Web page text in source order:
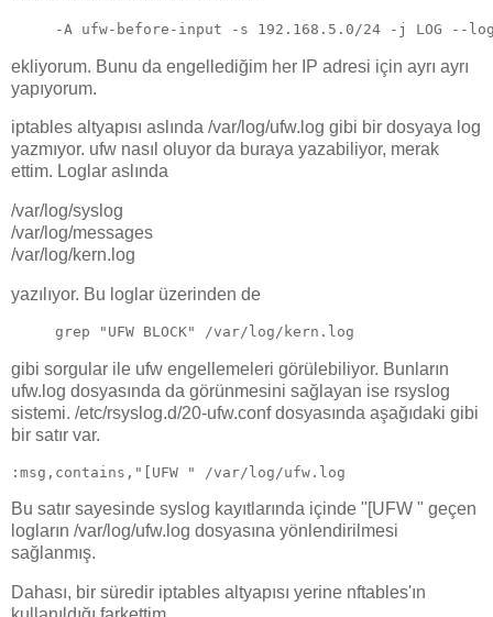
-A ufw-before-input -s 192.168.5.0/24 -j LOG --
ekliyorum. Bunu da engellediğim her IP adresi için ayrı ayrı
yapıyorum.
iptables altyapısı aslında /var/log/ufw.log gibi bir dosyaya log
yazmıyor. ufw nasıl oluyor da buraya yazabiliyor, merak
ettim. Loglar aslında
/var/log/syslog
/var/log/messages
/var/log/kern.log
yazılıyor. Bu loglar üzerinden de
grep "UFW BLOCK" /var/log/kern.log
gibi sorgular ile ufw engellemeleri görülebiliyor. Bunların
ufw.log dosyasında da görünmesini sağlayan ise rsyslog
sistemi. /etc/rsyslog.d/20-ufw.conf dosyasında aşağıdaki gibi
bir satır var.
:msg,contains,"[UFW " /var/log/ufw.log
Bu satır sayesinde syslog kayıtlarında içinde "[UFW " geçen
logların /var/log/ufw.log dosyasına yönlendirilmesi
sağlanmış.
Dahası, bir süredir iptables altyapısı yerine nftables'ın